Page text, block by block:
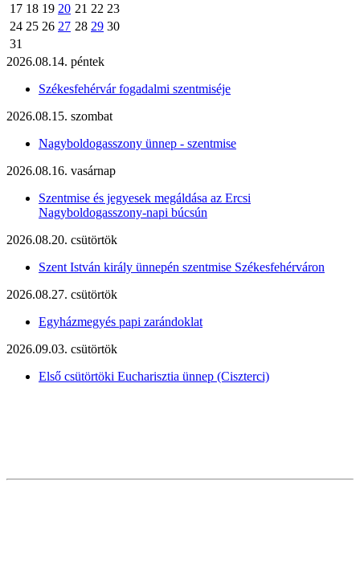
17 18 19 20 21 22 23
24 25 26 27 28 29 30
31
2026.08.14. péntek
Székesfehérvár fogadalmi szentmiséje
2026.08.15. szombat
Nagyboldogasszony ünnep - szentmise
2026.08.16. vasárnap
Szentmise és jegyesek megáldása az Ercsi
Nagyboldogasszony-napi búcsún
2026.08.20. csütörtök
Szent István király ünnepén szentmise Székesfehérváron
2026.08.27. csütörtök
Egyházmegyés papi zarándoklat
2026.09.03. csütörtök
Első csütörtöki Eucharisztia ünnep (Ciszterci)